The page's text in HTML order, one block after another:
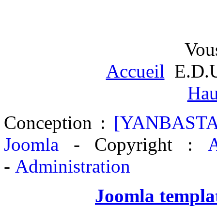
Accueil
Conception :
Joomla - Copyright :
- Administration
Joomla